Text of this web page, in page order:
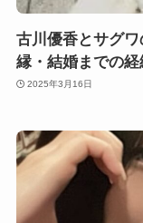
古川優香とサグ
縁・結婚までの経
2025年3月16日